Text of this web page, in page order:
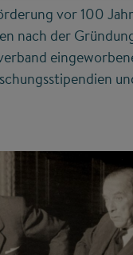
vor 100
nach der